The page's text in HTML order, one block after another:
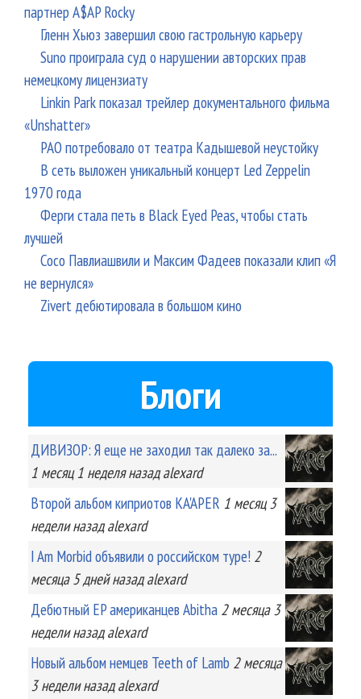
партнер A$AP Rocky
Гленн Хьюз завершил свою гастрольную карьеру
Suno проиграла суд о нарушении авторских прав
немецкому лицензиату
Linkin Park показал трейлер документального фильма
«Unshatter»
РАО потребовало от театра Кадышевой неустойку
В сеть выложен уникальный концерт Led Zeppelin
1970 года
Ферги стала петь в Black Eyed Peas, чтобы стать
лучшей
Сосо Павлиашвили и Максим Фадеев показали клип «Я
не вернулся»
Zivert дебютировала в большом кино
Блоги
ДИВИЗОР: Я еще не заходил так далеко за...
1 месяц 1 неделяназад alexard
Второй альбом киприотов KA'APER 1 месяц 3
неделиназад alexard
I Am Morbid объявили о российском туре! 2
месяца 5 днейназад alexard
Дебютный EP американцев Abitha 2 месяца 3
неделиназад alexard
Новый альбом немцев Teeth of Lamb 2 месяца
3 неделиназад alexard